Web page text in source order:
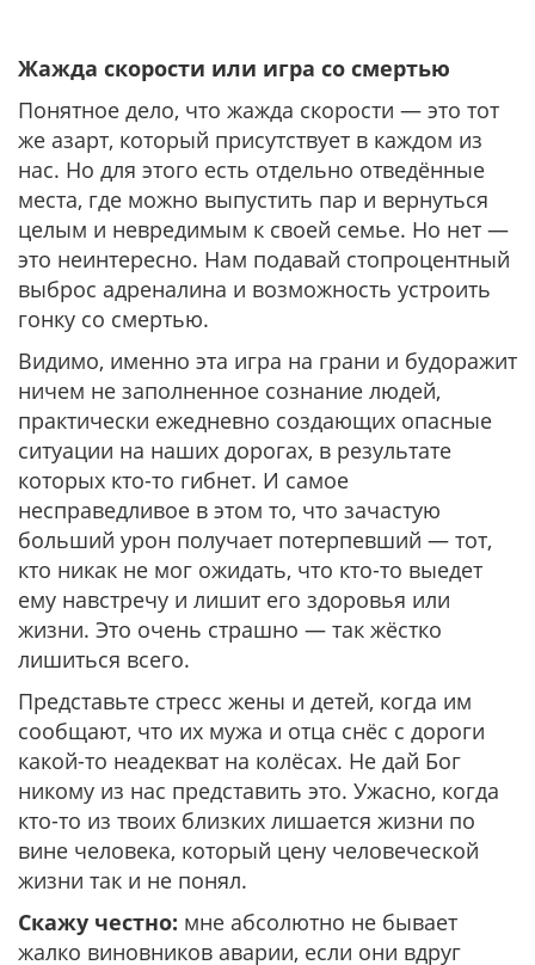
Жажда скорости или игра со смертью
Понятное дело, что жажда скорости — это тот
же азарт, который присутствует в каждом из
нас. Но для этого есть отдельно отведённые
места, где можно выпустить пар и вернуться
целым и невредимым к своей семье. Но нет —
это неинтересно. Нам подавай стопроцентный
выброс адреналина и возможность устроить
гонку со смертью.
Видимо, именно эта игра на грани и будоражит
ничем не заполненное сознание людей,
практически ежедневно создающих опасные
ситуации на наших дорогах, в результате
которых кто-то гибнет. И самое
несправедливое в этом то, что зачастую
больший урон получает потерпевший — тот,
кто никак не мог ожидать, что кто-то выедет
ему навстречу и лишит его здоровья или
жизни. Это очень страшно — так жёстко
лишиться всего.
Представьте стресс жены и детей, когда им
сообщают, что их мужа и отца снёс с дороги
какой-то неадекват на колёсах. Не дай Бог
никому из нас представить это. Ужасно, когда
кто-то из твоих близких лишается жизни по
вине человека, который цену человеческой
жизни так и не понял.
Скажу честно: мне абсолютно не бывает
жалко виновников аварии, если они вдруг